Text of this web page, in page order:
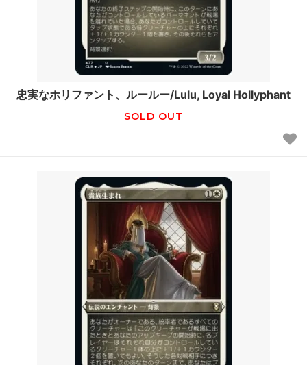
忠実なホリファント、ルールー/Lulu, Loyal Hollyphant
SOLD OUT